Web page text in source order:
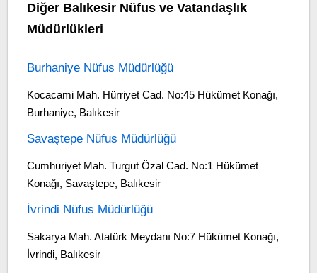
Diğer Balıkesir Nüfus ve Vatandaşlık
Müdürlükleri
Burhaniye Nüfus Müdürlüğü
Kocacami Mah. Hürriyet Cad. No:45 Hükümet Konağı,
Burhaniye, Balıkesir
Savaştepe Nüfus Müdürlüğü
Cumhuriyet Mah. Turgut Özal Cad. No:1 Hükümet
Konağı, Savaştepe, Balıkesir
İvrindi Nüfus Müdürlüğü
Sakarya Mah. Atatürk Meydanı No:7 Hükümet Konağı,
İvrindi, Balıkesir